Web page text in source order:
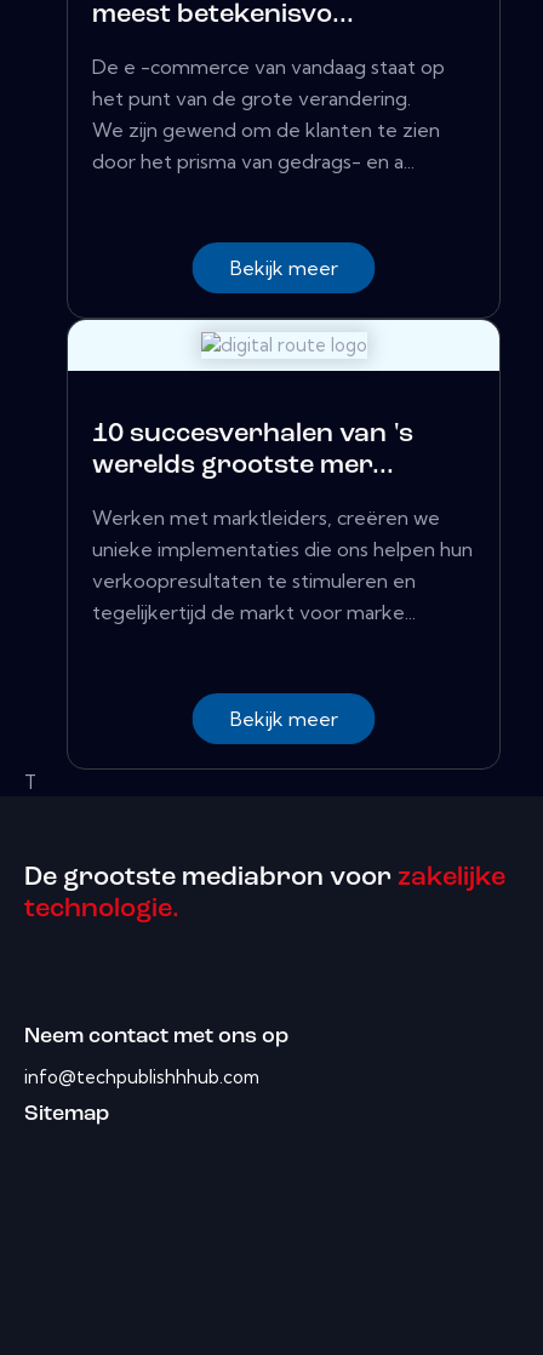
meest betekenisvo...
De e -commerce van vandaag staat op
het punt van de grote verandering.
We zijn gewend om de klanten te zien
door het prisma van gedrags- en a...
Bekijk meer
10 succesverhalen van 's
werelds grootste mer...
Werken met marktleiders, creëren we
unieke implementaties die ons helpen hun
verkoopresultaten te stimuleren en
tegelijkertijd de markt voor marke...
Bekijk meer
T
De grootste mediabron voor zakelijke
technologie.
Neem contact met ons op
info@techpublishhhub.com
Sitemap